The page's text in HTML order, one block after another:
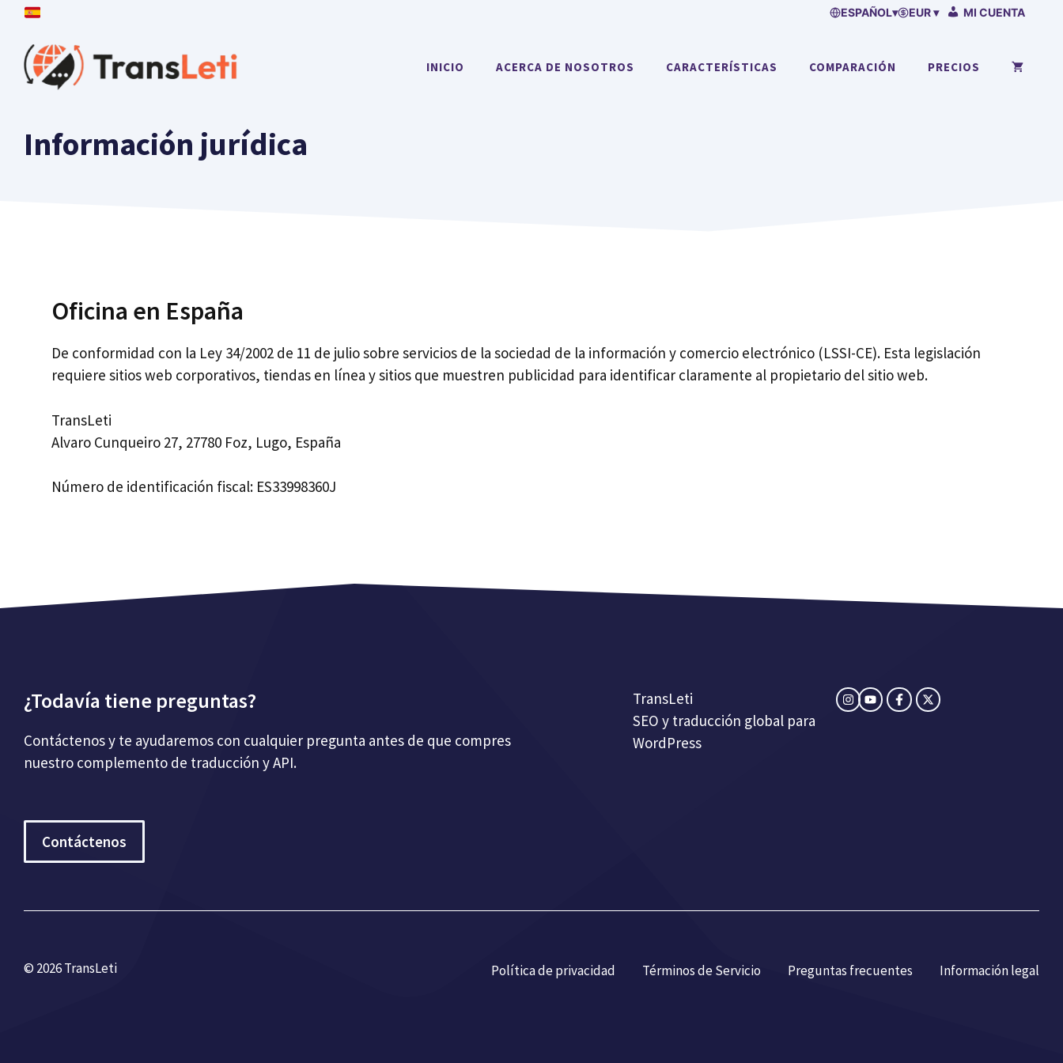
contenido
ESPAÑOL▾ EUR ▾ MI CUENTA
INICIO ACERCA DE NOSOTROS CARACTERÍSTICAS COMPARACIÓN PRECIOS
Información jurídica
Oficina en España
De conformidad con la Ley 34/2002 de 11 de julio sobre servicios de la sociedad de la información y comercio electrónico (LSSI-CE). Esta legislación
requiere sitios web corporativos, tiendas en línea y sitios que muestren publicidad para identificar claramente al propietario del sitio web.
TransLeti
Alvaro Cunqueiro 27, 27780 Foz, Lugo, España
Número de identificación fiscal: ES33998360J
¿Todavía tiene preguntas?
Contáctenos y te ayudaremos con cualquier pregunta antes de que compres
nuestro complemento de traducción y API.
Contáctenos
TransLeti
SEO y traducción global para
WordPress
© 2026 TransLeti Política de privacidad Términos de Servicio Preguntas frecuentes Información legal